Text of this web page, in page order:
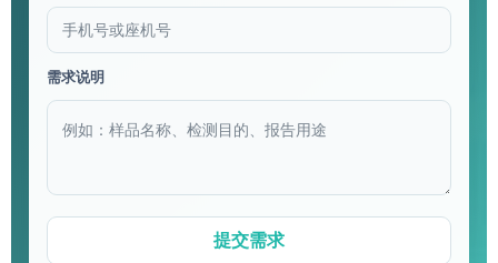
需求说明